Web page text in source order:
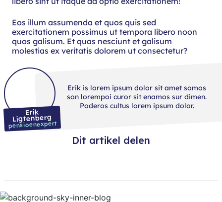
Eos illum assumenda et quos quis sed
exercitationem possimus ut tempora libero noon
quos galisum. Et quas nesciunt et galisum
molestias ex veritatis dolorem ut consectetur?
Erik
Ligtenberg
pensioenexpert
Erik is lorem ipsum dolor sit amet somos
son lorempoi curor sit enamos sur dimen.
Poderos cultus lorem ipsum dolor.
Dit artikel delen